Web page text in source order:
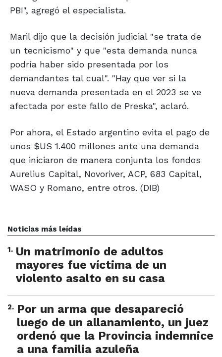
PBI", agregó el especialista.
Maril dijo que la decisión judicial "se trata de
un tecnicismo" y que "esta demanda nunca
podría haber sido presentada por los
demandantes tal cual". "Hay que ver si la
nueva demanda presentada en el 2023 se ve
afectada por este fallo de Preska", aclaró.
Por ahora, el Estado argentino evita el pago de
unos $US 1.400 millones ante una demanda
que iniciaron de manera conjunta los fondos
Aurelius Capital, Novoriver, ACP, 683 Capital,
WASO y Romano, entre otros. (DIB)
Noticias más leídas
1. Un matrimonio de adultos
mayores fue víctima de un
violento asalto en su casa
2. Por un arma que desapareció
luego de un allanamiento, un juez
ordenó que la Provincia indemnice
a una familia azuleña